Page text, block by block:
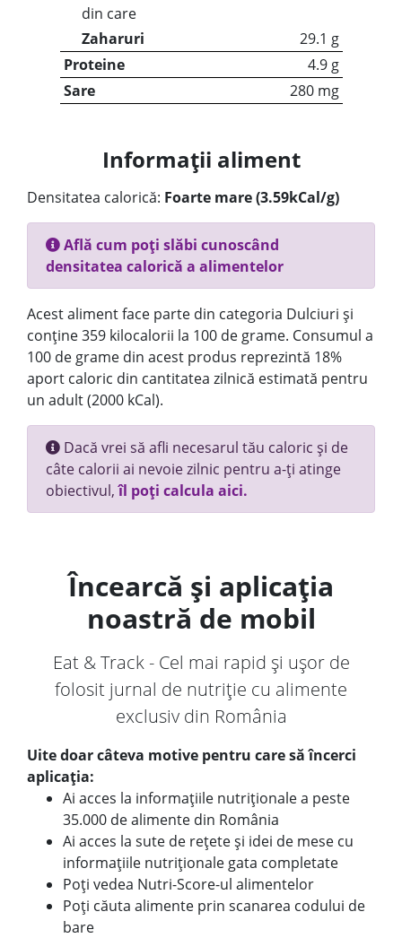
din care
Zaharuri
29.1 g
Proteine
4.9 g
Sare
280 mg
Informații aliment
Densitatea calorică: Foarte mare (3.59kCal/g)
Află cum poți slăbi cunoscând
densitatea calorică a alimentelor
Acest aliment face parte din categoria Dulciuri și
conține 359 kilocalorii la 100 de grame. Consumul a
100 de grame din acest produs reprezintă 18%
aport caloric din cantitatea zilnică estimată pentru
un adult (2000 kCal).
Dacă vrei să afli necesarul tău caloric și de
câte calorii ai nevoie zilnic pentru a-ți atinge
obiectivul,îl poți calcula aici.
Încearcă și aplicația
noastră de mobil
Eat & Track - Cel mai rapid și ușor de
folosit jurnal de nutriție cu alimente
exclusiv din România
Uite doar câteva motive pentru care să încerci
aplicația:
Ai acces la informațiile nutriționale a peste
35.000 de alimente din România
Ai acces la sute de rețete și idei de mese cu
informațiile nutriționale gata completate
Poți vedea Nutri-Score-ul alimentelor
Poți căuta alimente prin scanarea codului de
bare